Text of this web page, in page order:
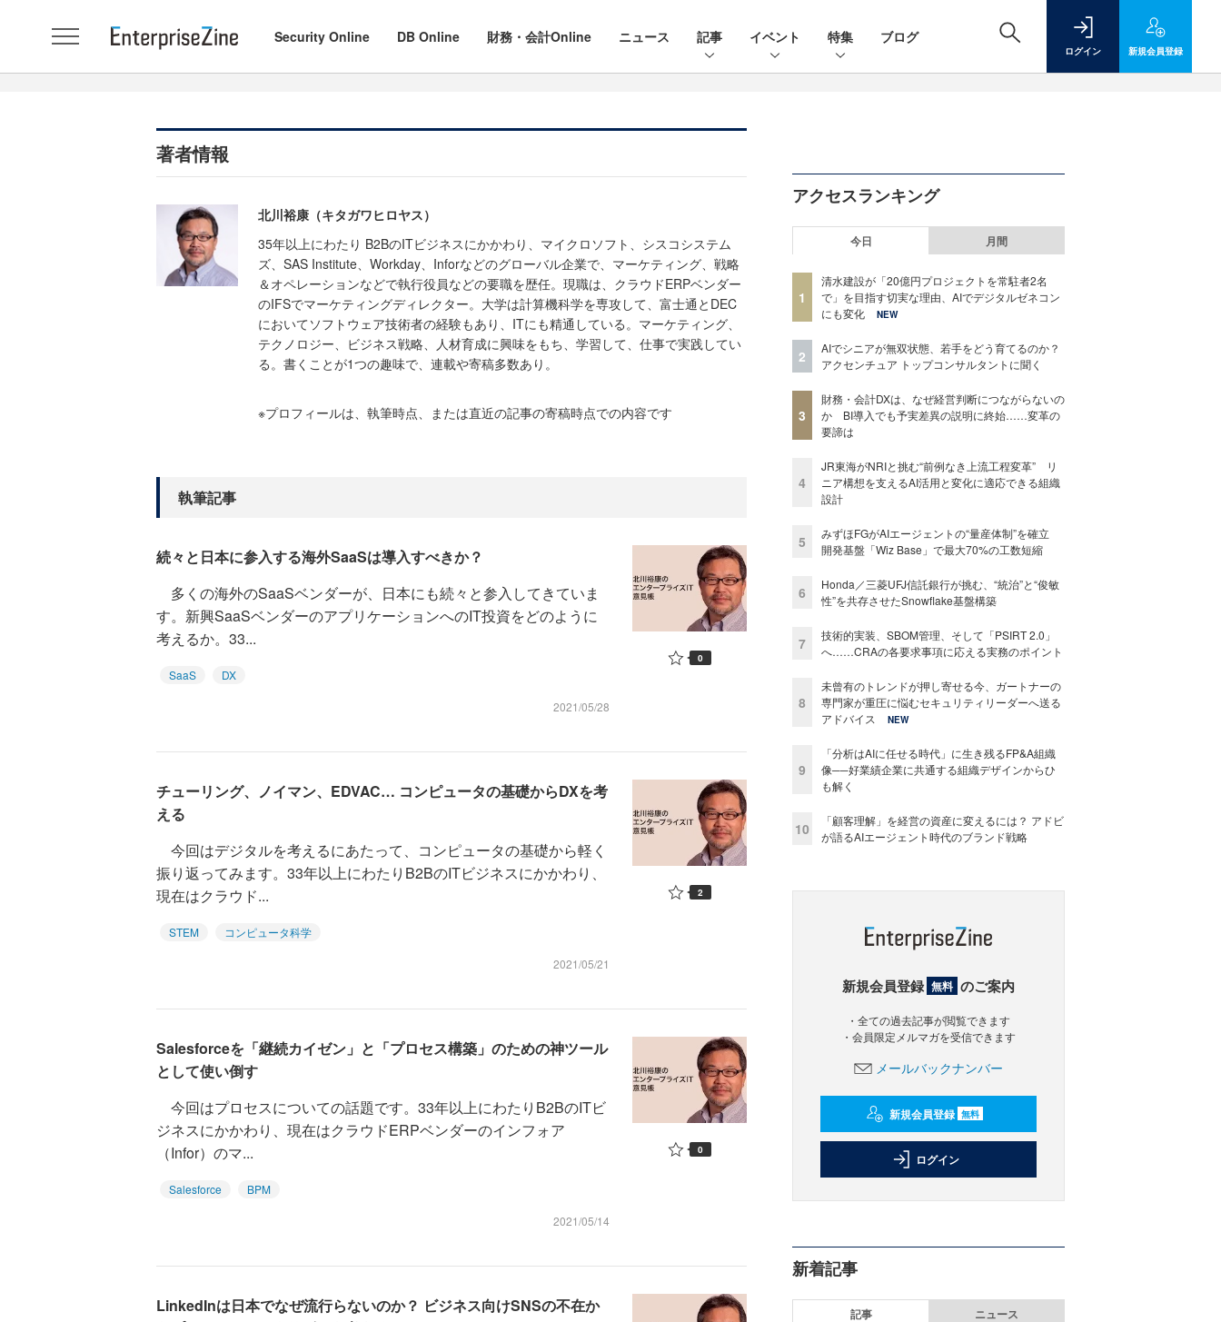
Security Online DB Online 財務・会計Online ニュース 記事 イベント 特集 ブログ
ログイン 新規会員登録
著者情報
北川裕康（キタガワヒロヤス）
35年以上にわたり B2BのITビジネスにかかわり、マイクロソフト、シスコシステム
ズ、SAS Institute、Workday、Inforなどのグローバル企業で、マーケティング、戦略
＆オペレーションなどで執行役員などの要職を歴任。現職は、クラウドERPベンダー
のIFSでマーケティングディレクター。大学は計算機科学を専攻して、富士通とDEC
においてソフトウェア技術者の経験もあり、ITにも精通している。マーケティング、
テクノロジー、ビジネス戦略、人材育成に興味をもち、学習して、仕事で実践してい
る。書くことが1つの趣味で、連載や寄稿多数あり。
※プロフィールは、執筆時点、または直近の記事の寄稿時点での内容です
執筆記事
続々と日本に参入する海外SaaSは導入すべきか？
多くの海外のSaaSベンダーが、日本にも続々と参入してきていま
す。新興SaaSベンダーのアプリケーションへのIT投資をどのように
考えるか。33...
SaaS DX
2021/05/28
0
チューリング、ノイマン、EDVAC… コンピュータの基礎からDXを考
える
今回はデジタルを考えるにあたって、コンピュータの基礎から軽く
振り返ってみます。33年以上にわたりB2BのITビジネスにかかわり、
現在はクラウド...
STEM コンピュータ科学
2021/05/21
2
Salesforceを「継続カイゼン」と「プロセス構築」のための神ツール
として使い倒す
今回はプロセスについての話題です。33年以上にわたりB2BのITビ
ジネスにかかわり、現在はクラウドERPベンダーのインフォア
（Infor）のマ...
Salesforce BPM
2021/05/14
0
LinkedInは日本でなぜ流行らないのか？ ビジネス向けSNSの不在か
アクセスランキング
今日 月間
1
清水建設が「20億円プロジェクトを常駐者2名
で」を目指す切実な理由、AIでデジタルゼネコン
にも変化
NEW
2
AIでシニアが無双状態、若手をどう育てるのか？
アクセンチュア トップコンサルタントに聞く
3
財務・会計DXは、なぜ経営判断につながらないの
か BI導入でも予実差異の説明に終始……変革の
要諦は
4
JR東海がNRIと挑む“前例なき上流工程変革” リ
ニア構想を支えるAI活用と変化に適応できる組織
設計
5
みずほFGがAIエージェントの“量産体制”を確立
開発基盤「Wiz Base」で最大70%の工数短縮
6
Honda／三菱UFJ信託銀行が挑む、“統治”と“俊敏
性”を共存させたSnowflake基盤構築
7
技術的実装、SBOM管理、そして「PSIRT 2.0」
へ……CRAの各要求事項に応える実務のポイント
8
未曾有のトレンドが押し寄せる今、ガートナーの
専門家が重圧に悩むセキュリティリーダーへ送る
アドバイス
NEW
9
「分析はAIに任せる時代」に生き残るFP&A組織
像──好業績企業に共通する組織デザインからひ
も解く
10
「顧客理解」を経営の資産に変えるには？ アドビ
が語るAIエージェント時代のブランド戦略
新規会員登録 無料 のご案内
・全ての過去記事が閲覧できます
・会員限定メルマガを受信できます
メールバックナンバー
新規会員登録 無料
ログイン
新着記事
記事 ニュース